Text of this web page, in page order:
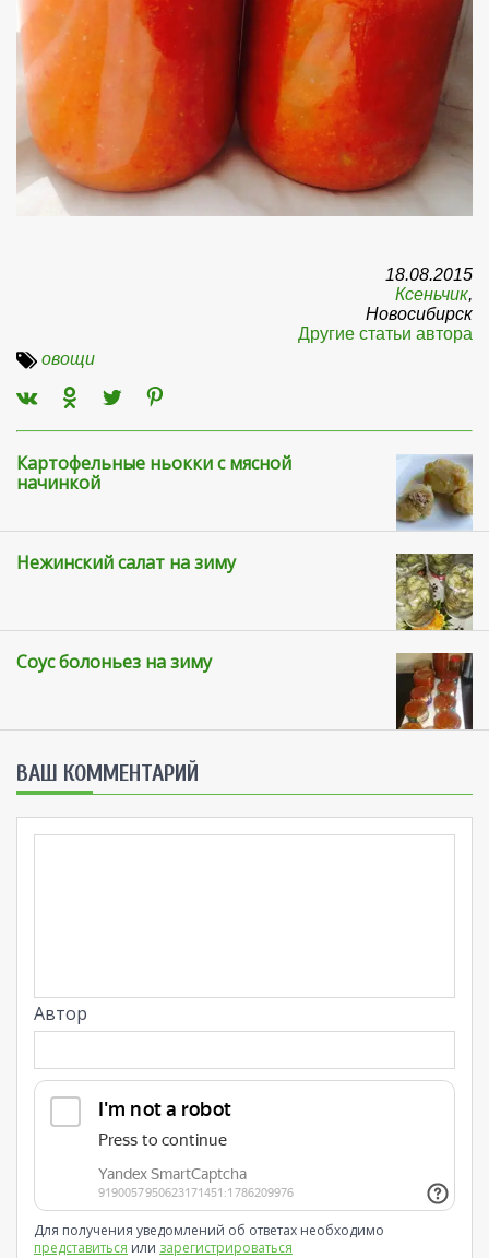
18.08.2015
Ксеньчик,
Новосибирск
Другие статьи автора
овощи
Картофельные ньокки с мясной
начинкой
Нежинский салат на зиму
Соус болоньез на зиму
ВАШ КОММЕНТАРИЙ
Автор
Для получения уведомлений об ответах необходимо
представиться или зарегистрироваться